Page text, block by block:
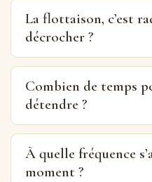
La flottaison, c’est
décrocher ?
Combien de temps
détendre ?
À quelle fréquence
moment ?